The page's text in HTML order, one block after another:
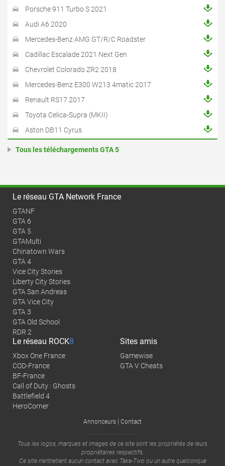
Porsche 911 Turbo S 2021
Audi A6 2020
Mercedes-Benz AMG GT/R/C Roadster
Cadillac Escalade 2021 Next Gen
Chevrolet Colorado ZR2 2018
Mercedes-Benz E300 W213 4matic 2017
Renault RS17 2017
Toyota Celica-Supra (MKII)
Aston DB11 Cyrus
Tous les téléchargements GTA 5
Le réseau GTA Network France
GTANF
GTA 6
GTA 5
GTAMulti
Chinatown Wars
GTA 4
Vice City Stories
Liberty City Stories
GTA San Andreas
GTA Vice City
GTA 3
GTA Old School
RDR 2
Le réseau ROCK8
Xbox One France
COD-France
BF-France
Call of Duty : Ghosts
Battlefield 4
HeroCorner
Sites amis
Gamewise
GTA V Cheats
Annonceurs | Contact
Tous les logos, marques et images de ce site sont les propriétés de leurs
propriétaires respectifs.
Ce site n'entretient aucun contact avec Take-Two ou un autre quelconque